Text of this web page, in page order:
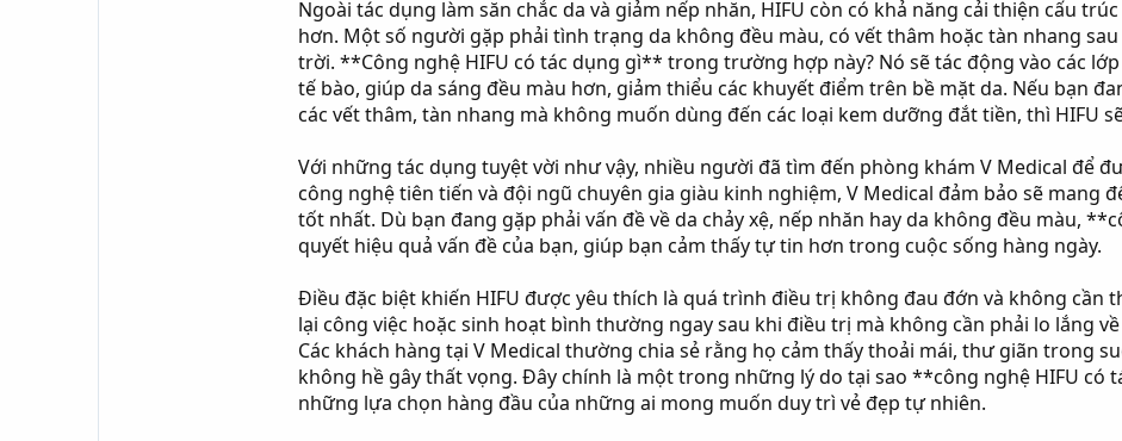
Ngoài tác dụng làm săn chắc da và giảm nếp nhăn, HIFU còn có khả năng cải thiện cấu
hơn. Một số người gặp phải tình trạng da không đều màu, có vết thâm hoặc tàn nhang
trời. **Công nghệ HIFU có tác dụng gì** trong trường hợp này? Nó sẽ tác động vào các
tế bào, giúp da sáng đều màu hơn, giảm thiểu các khuyết điểm trên bề mặt da. Nếu bạn
các vết thâm, tàn nhang mà không muốn dùng đến các loại kem dưỡng đắt tiền, thì HIFU
Với những tác dụng tuyệt vời như vậy, nhiều người đã tìm đến phòng khám V Medical để
công nghệ tiên tiến và đội ngũ chuyên gia giàu kinh nghiệm, V Medical đảm bảo sẽ mang
tốt nhất. Dù bạn đang gặp phải vấn đề về da chảy xệ, nếp nhăn hay da không đều màu,
quyết hiệu quả vấn đề của bạn, giúp bạn cảm thấy tự tin hơn trong cuộc sống hàng ngày.
Điều đặc biệt khiến HIFU được yêu thích là quá trình điều trị không đau đớn và không cần
lại công việc hoặc sinh hoạt bình thường ngay sau khi điều trị mà không cần phải lo lắng
Các khách hàng tại V Medical thường chia sẻ rằng họ cảm thấy thoải mái, thư giãn trong
không hề gây thất vọng. Đây chính là một trong những lý do tại sao **công nghệ HIFU
những lựa chọn hàng đầu của những ai mong muốn duy trì vẻ đẹp tự nhiên.